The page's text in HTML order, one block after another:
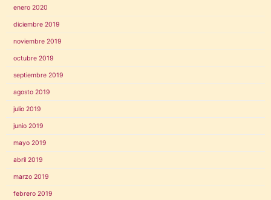
enero 2020
diciembre 2019
noviembre 2019
octubre 2019
septiembre 2019
agosto 2019
julio 2019
junio 2019
mayo 2019
abril 2019
marzo 2019
febrero 2019